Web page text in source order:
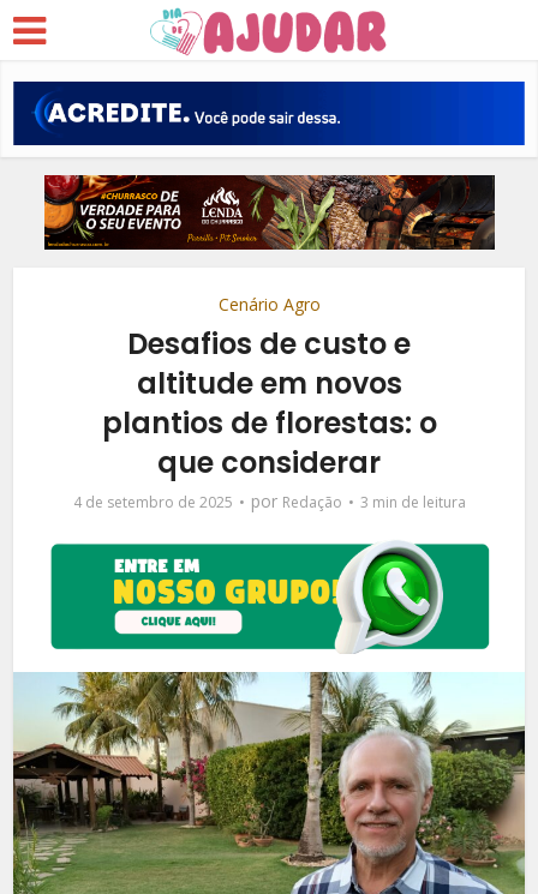
Cenário Agro
Desafios de custo e
altitude em novos
plantios de florestas: o
que considerar
4 de setembro de 2025 por Redação 3 min de leitura